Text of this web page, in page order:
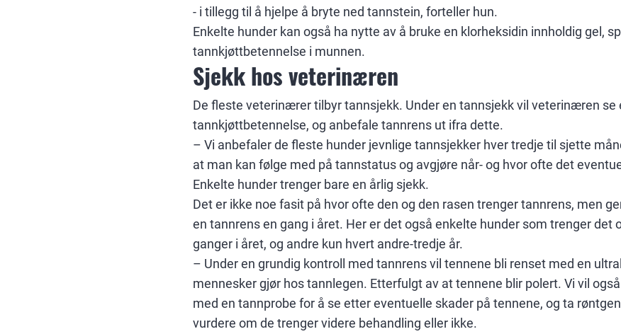
- i tillegg til å hjelpe å bryte ned tannstein, forteller hun.
Enkelte hunder kan også ha nytte av å bruke en klorheksidin innholdig gel,
tannkjøttbetennelse i munnen.
Sjekk hos veterinæren
De fleste veterinærer tilbyr tannsjekk. Under en tannsjekk vil veterinæren se
tannkjøttbetennelse, og anbefale tannrens ut ifra dette.
– Vi anbefaler de fleste hunder jevnlige tannsjekker hver tredje til sjette
at man kan følge med på tannstatus og avgjøre når- og hvor ofte det
Enkelte hunder trenger bare en årlig sjekk.
Det er ikke noe fasit på hvor ofte den og den rasen trenger tannrens, men
en tannrens en gang i året. Her er det også enkelte hunder som trenger det
ganger i året, og andre kun hvert andre-tredje år.
– Under en grundig kontroll med tannrens vil tennene bli renset med en
mennesker gjør hos tannlegen. Etterfulgt av at tennene blir polert. Vi vil
med en tannprobe for å se etter eventuelle skader på tennene, og ta
vurdere om de trenger videre behandling eller ikke.